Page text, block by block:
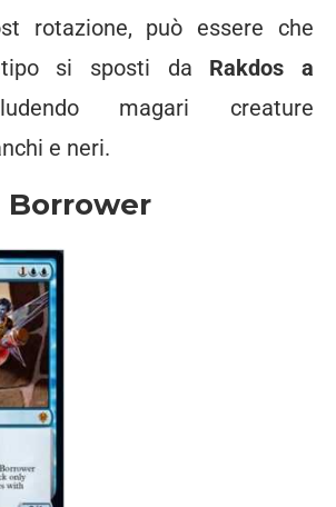
rotazione, può essere che
si sposti da Rakdos a
magari creature
e neri.
Borrower